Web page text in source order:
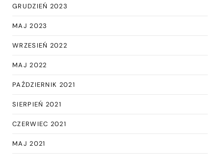
GRUDZIEŃ 2023
MAJ 2023
WRZESIEŃ 2022
MAJ 2022
PAŹDZIERNIK 2021
SIERPIEŃ 2021
CZERWIEC 2021
MAJ 2021